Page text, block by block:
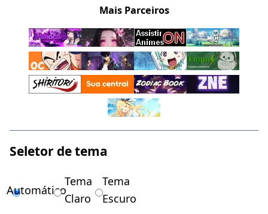
Mais Parceiros
Seletor de tema
Automático
Tema
Claro
Tema
Escuro